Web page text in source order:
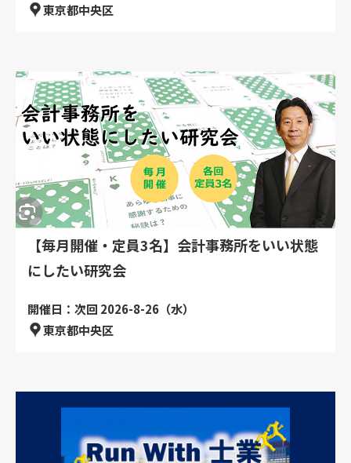
東京都中央区
【毎月開催・定員3名】会計事務所をいい状態
にしたい研究会
開催日：次回 2026-8-26（水）
東京都中央区